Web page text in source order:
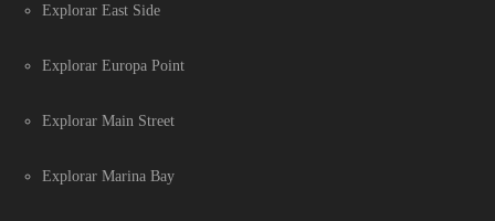
Explorar East Side
Explorar Europa Point
Explorar Main Street
Explorar Marina Bay